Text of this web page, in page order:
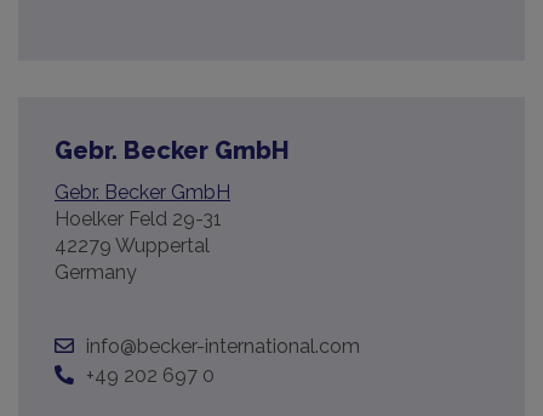
Gebr. Becker GmbH
Gebr. Becker GmbH
Hoelker Feld 29-31
42279 Wuppertal
Germany
info@becker-international.com
+49 202 697 0